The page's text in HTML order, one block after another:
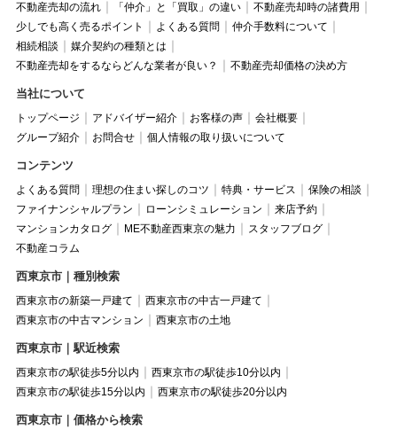
不動産売却の流れ
「仲介」と「買取」の違い
不動産売却時の諸費用
少しでも高く売るポイント
よくある質問
仲介手数料について
相続相談
媒介契約の種類とは
不動産売却をするならどんな業者が良い？
不動産売却価格の決め方
当社について
トップページ アドバイザー紹介 お客様の声
会社概要
グループ紹介
お問合せ 個人情報の取り扱いについて
コンテンツ
よくある質問 理想の住まい探しのコツ 特典・サービス
保険の相談
ファイナンシャルプラン
ローンシミュレーション
来店予約
マンションカタログ
ME不動産西東京の魅力
スタッフブログ
不動産コラム
西東京市｜種別検索
西東京市の新築一戸建て
西東京市の中古一戸建て
西東京市の中古マンション
西東京市の土地
西東京市｜駅近検索
西東京市の駅徒歩5分以内
西東京市の駅徒歩10分以内
西東京市の駅徒歩15分以内
西東京市の駅徒歩20分以内
西東京市｜価格から検索